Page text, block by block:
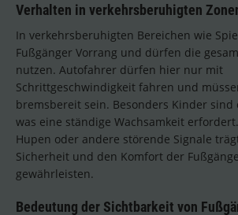
Verhalten in verkehrsberuhigten
In verkehrsberuhigten Bereichen wie
Fußgänger Vorrang und dürfen die
nutzen. Autofahrer dürfen hier nur mit
Schrittgeschwindigkeit fahren und
bremsbereit sein. Besonders Kinder sind
was eine ständige Wachsamkeit
Hupen oder andere störende Signale
Sicherheit und den Komfort der
gewährleisten.
Bedeutung der Sichtbarkeit von